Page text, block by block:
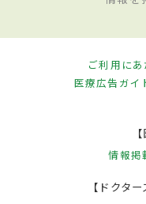
ご利用にあ
医療広告ガイ
情報掲
【ドクタ